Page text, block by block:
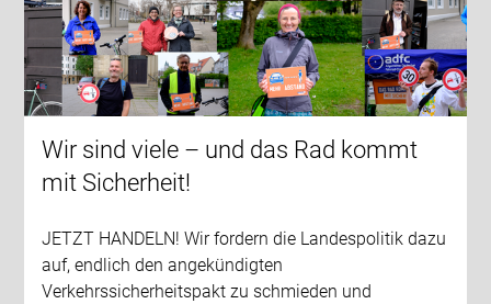
Wir sind viele – und das Rad kommt
mit Sicherheit!
JETZT HANDELN! Wir fordern die Landespolitik dazu
auf, endlich den angekündigten
Verkehrssicherheitspakt zu schmieden und